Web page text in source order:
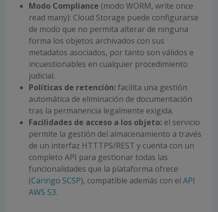
Modo Compliance (modo WORM, write once
read many): Cloud Storage puede configurarse
de modo que no permita alterar de ninguna
forma los objetos archivados con sus
metadatos asociados, por tanto son válidos e
incuestionables en cualquier procedimiento
judicial.
Políticas de retención:facilita una gestión
automática de eliminación de documentación
tras la permanencia legalmente exigida.
Facilidades de acceso a los objeto: el servicio
permite la gestión del almacenamiento a través
de un interfaz HTTTPS/REST y cuenta con un
completo API para gestionar todas las
funcionalidades que la plataforma ofrece
(Caringo SCSP), compatible además con el API
AWS S3.